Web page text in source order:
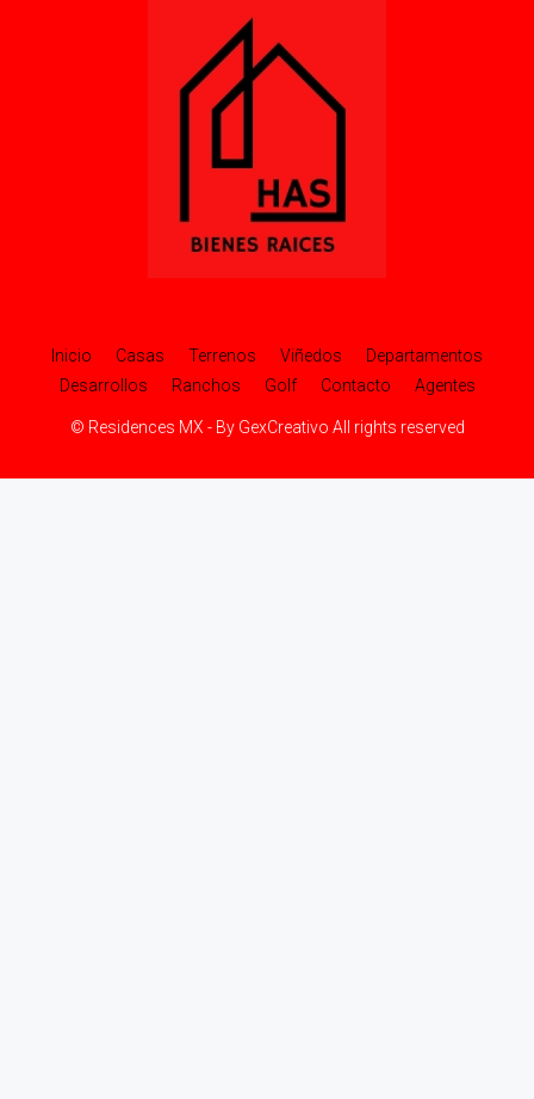
Inicio Casas Terrenos Viñedos
Departamentos
Desarrollos
Ranchos Golf Contacto Agentes
© Residences MX - By GexCreativo All rights reserved